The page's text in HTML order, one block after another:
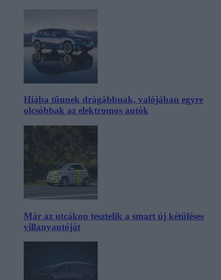
Hiába tűnnek drágábbnak, valójában egyre
olcsóbbak az elektromos autók
Már az utcákon tesztelik a smart új kétüléses
villanyautóját